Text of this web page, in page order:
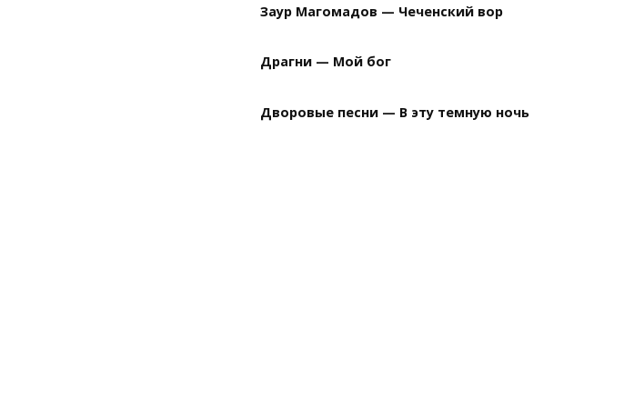
Заур Магомадов — Чеченский вор
Драгни — Мой бог
Дворовые песни — В эту темную ночь